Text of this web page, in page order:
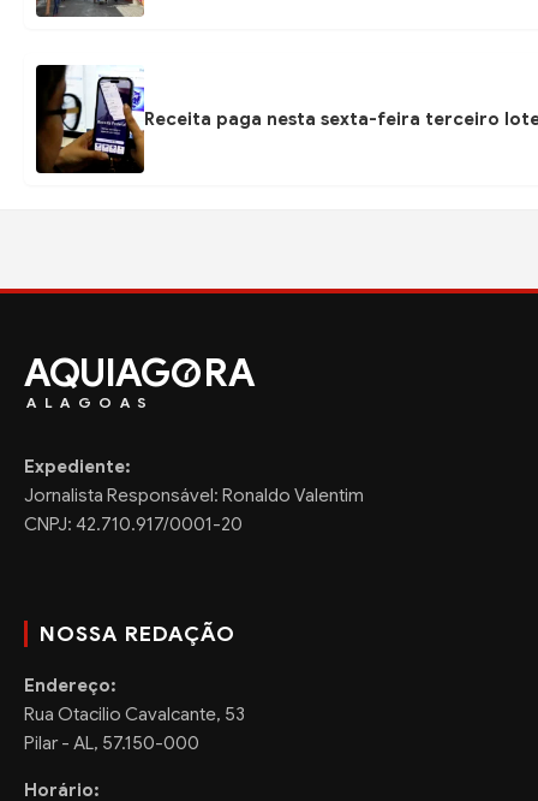
Receita paga nesta sexta-feira terceiro
AQUIAG RA
ALAGOAS
Expediente:
Jornalista Responsável: Ronaldo Valentim
CNPJ: 42.710.917/0001-20
NOSSA REDAÇÃO
Endereço:
Rua Otacilio Cavalcante, 53
Pilar - AL, 57.150-000
Horário: